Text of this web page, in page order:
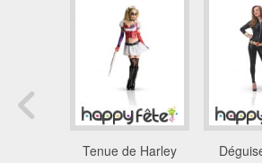
Tenue de Harley